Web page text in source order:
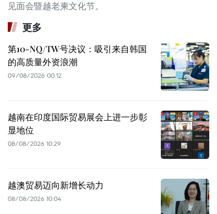
见面会暨越老柬文化节。
更多
第10-NQ/TW号决议：吸引来自韩国
的高质量外资浪潮
09/08/2026 00:12
越南在印度国际贸易展会上进一步彰
显地位
08/08/2026 10:29
越澳贸易迈向新增长动力
08/08/2026 10:04